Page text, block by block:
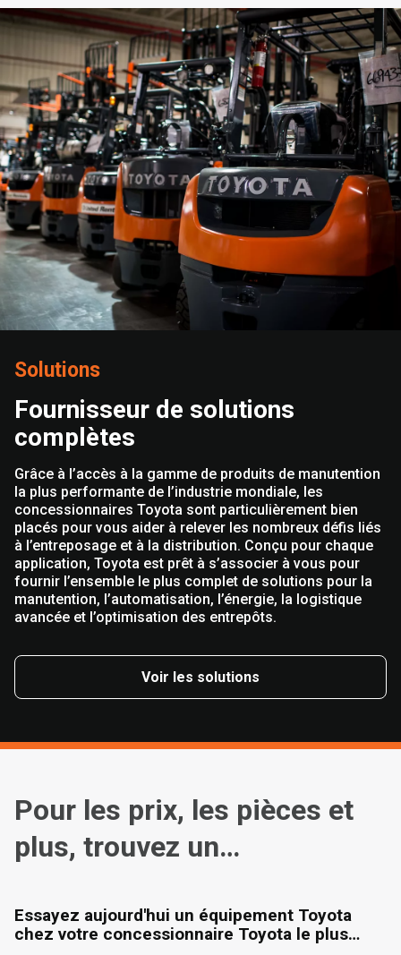
Solutions
Fournisseur de solutions
complètes
Grâce à l’accès à la gamme de produits de manutention
la plus performante de l’industrie mondiale, les
concessionnaires Toyota sont particulièrement bien
placés pour vous aider à relever les nombreux défis liés
à l’entreposage et à la distribution. Conçu pour chaque
application, Toyota est prêt à s’associer à vous pour
fournir l’ensemble le plus complet de solutions pour la
manutention, l’automatisation, l’énergie, la logistique
avancée et l’optimisation des entrepôts.
Voir les solutions
Pour les prix, les pièces et
plus, trouvez un
Essayez aujourd'hui un équipement Toyota
chez votre concessionnaire Toyota le plus